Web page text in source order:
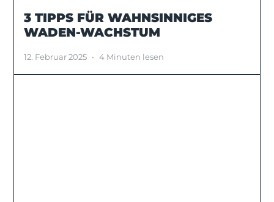
3 TIPPS FÜR WAHNSINNIGES
WADEN-WACHSTUM
12. Februar 2025 • 4 Minuten lesen